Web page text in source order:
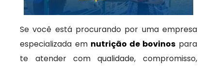
Se você está procurando por uma empresa
especializada em nutrição de bovinos para
te atender com qualidade, compromisso,